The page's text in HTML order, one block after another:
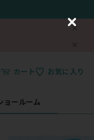
カート お気に入り
ョールーム
C
o